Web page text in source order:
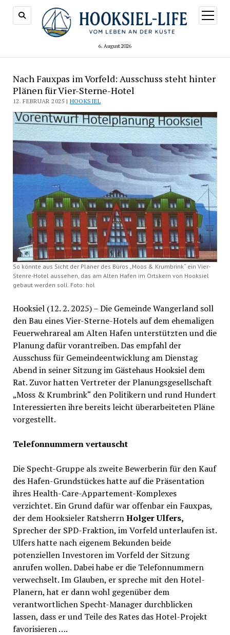
6. August 2026
Menü
öffnen
Nach Fauxpas im Vorfeld: Ausschuss steht hinter
Plänen für Vier-Sterne-Hotel
12. FEBRUAR 2025 | HOOKSIEL
So könnte aus Sicht der Planer des Büros „Moos & Krumbrink“ ein Vier-
Stenre-Hotel aussehen, das am Alten Hafen im Ortskern von Hooksiel
gebaut werden soll. Foto: hol
Hooksiel (12. 2. 2025) – Die Gemeinde Wangerland soll
den Bau eines Vier-Sterne-Hotels auf dem ehemaligen
Feuerwehrareal am Alten Hafen unterstützten und die
Planung dafür vorantreiben. Das empfahl der
Ausschuss für Gemeindeentwicklung am Dienstag
Abend in seiner Sitzung im Gästehaus Hooksiel dem
Rat. Zuvor hatten Vertreter der Planungsgesellschaft
„Moss & Krumbrink“ den Politikern und rund Hundert
Interessierten ihre bereits leicht überarbeiteten Pläne
vorgestellt.
Telefonnummern vertauscht
Die Specht-Gruppe als zweite Bewerberin für den Kauf
des Hafen-Grundstückes hatte auf die Präsentation
ihres Health-Care-Appartement-Komplexes
verzichtet. Ein Grund dafür war offenbar ein Fauxpas,
der dem Hooksieler RatsherrnHolger Ulfers,
Sprecher der SPD-Fraktion, im Vorfeld unterlaufen ist.
Ulfers hatte nach eigenem Bekunden beide
potenziellen Investoren im Vorfeld der Sitzung
anrufen wollen. Dabei habe er die Telefonnummern
verwechselt. Im Glauben, er spreche mit den Hotel-
Planern, hat er dann wohl gegenüber dem
verantwortlichen Specht-Manager durchblicken
lassen, dass er und Teile des Rates das Hotel-Projekt
favorisieren ….